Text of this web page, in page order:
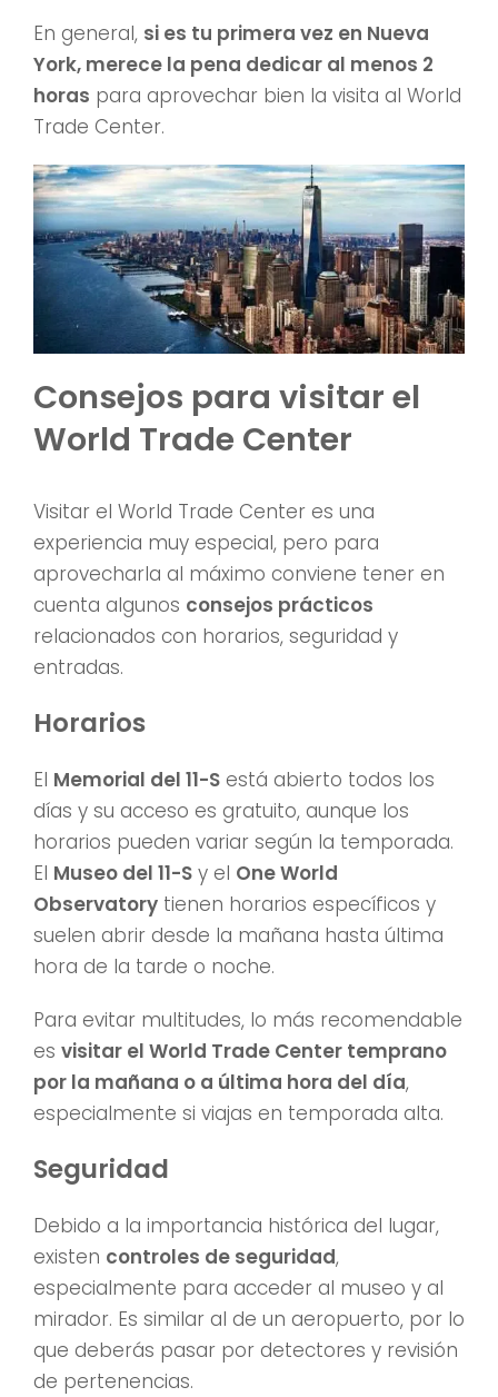
En general, si es tu primera vez en Nueva
York, merece la pena dedicar al menos 2
horas para aprovechar bien la visita al World
Trade Center.
Consejos para visitar el
World Trade Center
Visitar el World Trade Center es una
experiencia muy especial, pero para
aprovecharla al máximo conviene tener en
cuenta algunos consejos prácticos
relacionados con horarios, seguridad y
entradas.
Horarios
El Memorial del 11-S está abierto todos los
días y su acceso es gratuito, aunque los
horarios pueden variar según la temporada.
El Museo del 11-S y el One World
Observatory tienen horarios específicos y
suelen abrir desde la mañana hasta última
hora de la tarde o noche.
Para evitar multitudes, lo más recomendable
es visitar el World Trade Center temprano
por la mañana o a última hora del día,
especialmente si viajas en temporada alta.
Seguridad
Debido a la importancia histórica del lugar,
existen controles de seguridad,
especialmente para acceder al museo y al
mirador. Es similar al de un aeropuerto, por lo
que deberás pasar por detectores y revisión
de pertenencias.